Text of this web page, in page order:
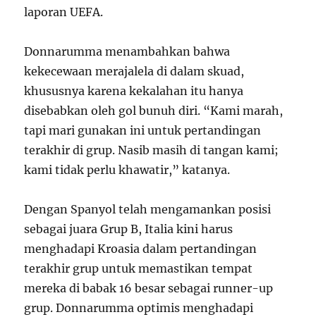
laporan UEFA.
Donnarumma menambahkan bahwa
kekecewaan merajalela di dalam skuad,
khususnya karena kekalahan itu hanya
disebabkan oleh gol bunuh diri. “Kami marah,
tapi mari gunakan ini untuk pertandingan
terakhir di grup. Nasib masih di tangan kami;
kami tidak perlu khawatir,” katanya.
Dengan Spanyol telah mengamankan posisi
sebagai juara Grup B, Italia kini harus
menghadapi Kroasia dalam pertandingan
terakhir grup untuk memastikan tempat
mereka di babak 16 besar sebagai runner-up
grup. Donnarumma optimis menghadapi